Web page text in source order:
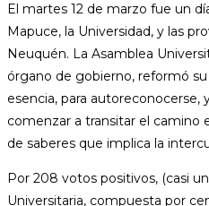
El martes 12 de marzo fue un
Mapuce, la Universidad, y las
Neuquén. La Asamblea
órgano de gobierno, reformó
esencia, para autoreconocerse,
comenzar a transitar el camino
de saberes que implica la
Por 208 votos positivos, (casi
Universitaria, compuesta por